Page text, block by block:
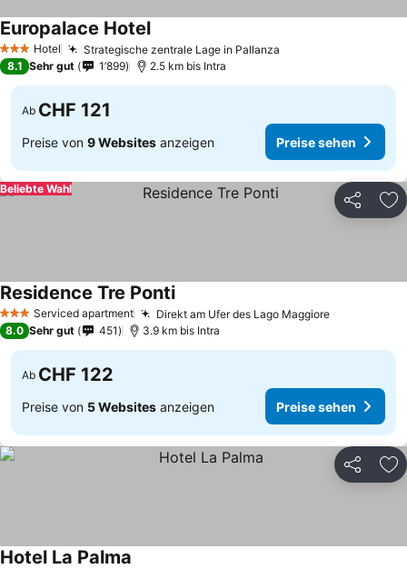
3 SterneHotel Strategische zentrale Lage in Pallanza
Europalace Hotel
8.1 Sehr gut 1’899 2.5 km bis Intra
Ab CHF 121
Preise von 9 Websites anzeigen Preise sehen
Teilen
Beliebte Wahl
3 SterneServiced apartment Direkt am Ufer des Lago Maggiore
Residence Tre Ponti
8.0 Sehr gut 451 3.9 km bis Intra
Ab CHF 122
Preise von 5 Websites anzeigen Preise sehen
Teilen
Hotel La Palma